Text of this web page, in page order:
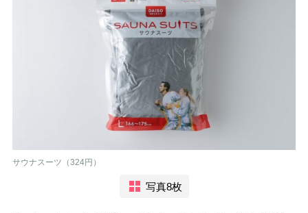
サウナスーツ（324円）
写真8枚